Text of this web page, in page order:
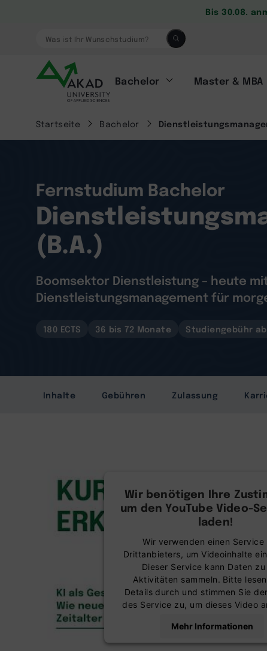
Bis 30.08.
Was ist Ihr Wunschstudium?
Bachelor Master & MBA
Startseite Bachelor
Fernstudium Bachelor
(B.A.)
Boomsektor Dienstleistung – heute
Dienstleistungsmanagement für
180 ECTS 36 bis 72 Monate Studiengebühr
Inhalte Gebühren Zulassung
Wir benötigen Ihre
um den YouTube Video-
laden!
Wir verwenden einen Service
Drittanbieters, um Videoinhalte
Dieser Service kann Daten zu
Aktivitäten sammeln. Bitte
Details durch und stimmen Sie
des Service zu, um dieses Video
Mehr Informationen